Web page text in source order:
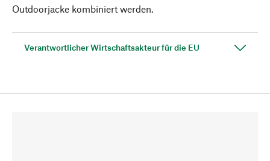
Outdoorjacke kombiniert werden.
Verantwortlicher Wirtschaftsakteur für die EU